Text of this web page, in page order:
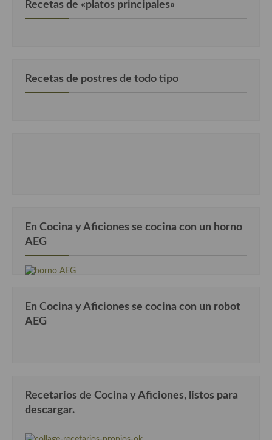
Recetas de «platos principales»
Recetas de postres de todo tipo
En Cocina y Aficiones se cocina con un horno
AEG
En Cocina y Aficiones se cocina con un robot
AEG
Recetarios de Cocina y Aficiones, listos para
descargar.